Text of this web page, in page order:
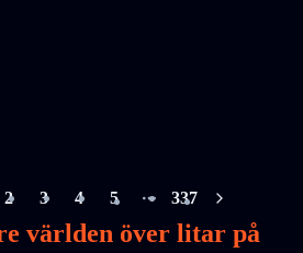
2 3 4 5
More pages
337
världen över litar på